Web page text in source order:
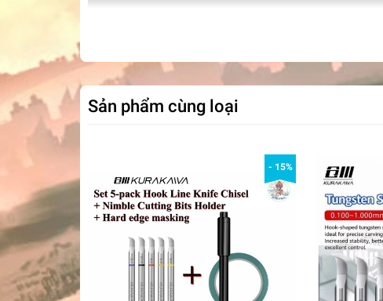
Border Model BD0007 0.15mm-3mm Chisel
Dụng cụ mô hình hobby
Tên sản phẩm: - Chisel kẻ line các cỡ (sản phẩm
Chất liệu: kim loại
Sản phẩm cùng loại
- 15%